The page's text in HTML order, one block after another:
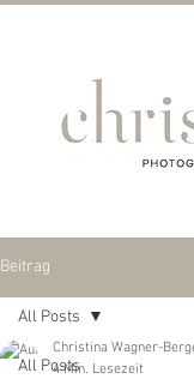
Beitrag
All Posts
All Posts
Christina Wagner-
4 Min. Lesezeit